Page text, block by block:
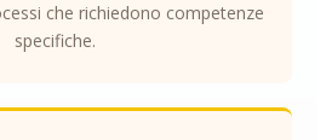
che richiedono competenze
specifiche.